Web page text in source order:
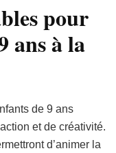
pour
ans à la
de 9 ans
et de créativité.
d’animer la